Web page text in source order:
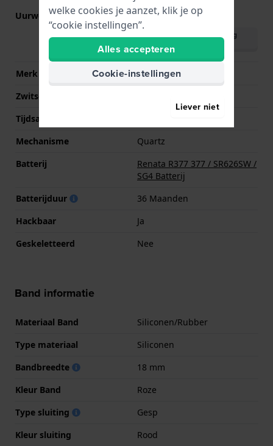
Uurwerk nr. Y121 Bekijk specificaties
Download handleiding
Merk uurwerk
Seiko
Zwitsers uurwerk
Tijdsaanduiding
Mechanisme
Quartz
Batterij
Renata R377 377 / SR626SW /
SG4 Batterij
Batterijduur
36 Maanden
Hackbaar
Ja
Geskeletteerd
Nee
Band informatie
Materiaal Band
Siliconen/Rubber
Type materiaal
Siliconen
Bandbreedte
18 mm
Kleur Band
Roze
Type sluiting
Gesp
Kleur sluiting
Rood
welke cookies je aanzet, klik je op
“cookie instellingen”.
Alles accepteren
Cookie-instellingen
Liever niet